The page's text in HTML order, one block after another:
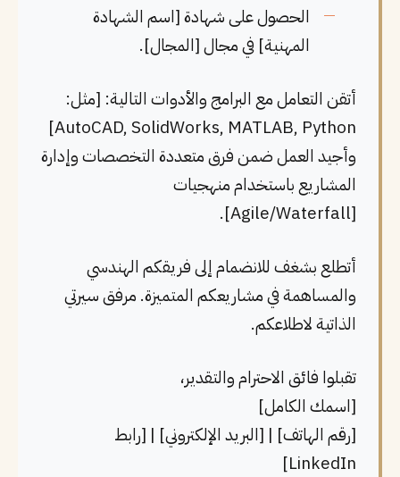
الحصول على شهادة [اسم الشهادة
المهنية] في مجال [المجال].
أتقن التعامل مع البرامج والأدوات التالية: [مثل:
AutoCAD, SolidWorks, MATLAB, Python]
وأجيد العمل ضمن فرق متعددة التخصصات وإدارة
المشاريع باستخدام منهجيات
[Agile/Waterfall].
أتطلع بشغف للانضمام إلى فريقكم الهندسي
والمساهمة في مشاريعكم المتميزة. مرفق سيرتي
الذاتية لاطلاعكم.
تقبلوا فائق الاحترام والتقدير،
[اسمك الكامل]
[رقم الهاتف] | [البريد الإلكتروني] | [رابط
LinkedIn]